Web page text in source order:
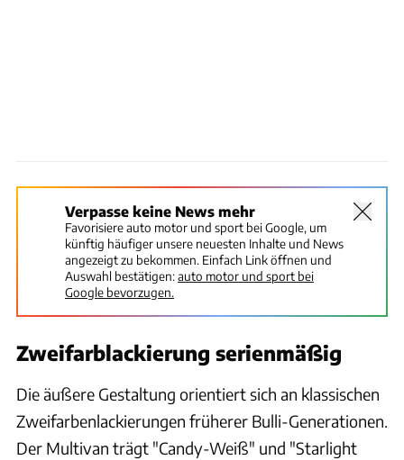
Verpasse keine News mehr
Favorisiere auto motor und sport bei Google, um
künftig häufiger unsere neuesten Inhalte und News
angezeigt zu bekommen. Einfach Link öffnen und
Auswahl bestätigen:auto motor und sport bei
Google bevorzugen.
Zweifarblackierung serienmäßig
Die äußere Gestaltung orientiert sich an klassischen
Zweifarbenlackierungen früherer Bulli-Generationen.
Der Multivan trägt "Candy-Weiß" und "Starlight